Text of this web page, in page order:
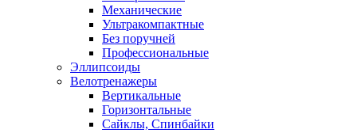
Механические
Ультракомпактные
Без поручней
Профессиональные
Эллипсоиды
Велотренажеры
Вертикальные
Горизонтальные
Сайклы, Спинбайки